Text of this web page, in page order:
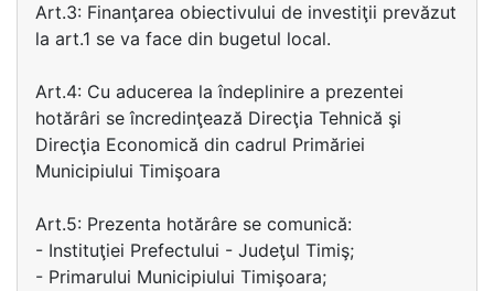
Art.3: Finanţarea obiectivului de investiţii prevăzut
la art.1 se va face din bugetul local.
Art.4: Cu aducerea la îndeplinire a prezentei
hotărâri se încredinţează Direcţia Tehnică şi
Direcţia Economică din cadrul Primăriei
Municipiului Timişoara
Art.5: Prezenta hotărâre se comunică:
- Instituţiei Prefectului - Judeţul Timiş;
- Primarului Municipiului Timişoara;